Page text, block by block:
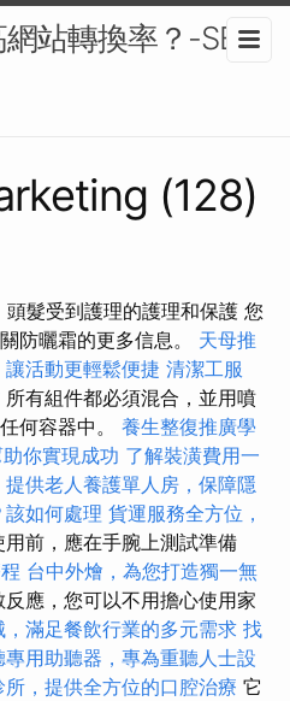
站轉換率？-SEO
(128)
髮受到護理的護理和保護 您
防曬霜的更多信息。 天母推
活動更輕鬆便捷 清潔工服
所有組件都必須混合，並用噴
何容器中。 養生整復推廣學
你實現成功 了解裝潢費用一
提供老人養護單人房，保障隱
如何處理 貨運服務全方位，
用前，應在手腕上測試準備
台中外燴，為您打造獨一無
應，您可以不用擔心使用家
滿足餐飲行業的多元需求 找
專用助聽器，專為重聽人士設
所，提供全方位的口腔治療 它